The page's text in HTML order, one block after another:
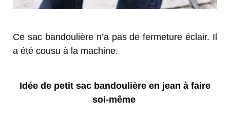
Ce sac bandoulière n’a pas de fermeture éclair. Il
a été cousu à la machine.
Idée de petit sac bandoulière en jean à faire
soi-même